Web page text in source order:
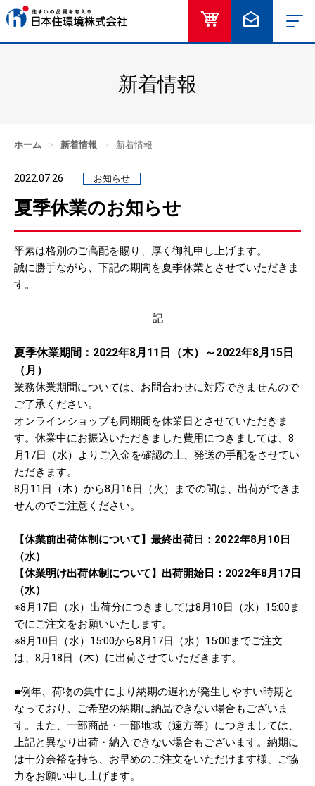
オンラインショ
新着情報
ホーム > 新着情報 > 新着情報
2022.07.26 お知らせ
夏季休業のお知らせ
平素は格別のご高配を賜り、厚く御礼申し上げます。
誠に勝手ながら、下記の期間を夏季休業とさせていただきま
す。
記
夏季休業期間：2022年8月11日（木）～2022年8月15日
（月）
業務休業期間については、お問合わせに対応できませんので
ご了承ください。
オンラインショップも同期間を休業日とさせていただきま
す。休業中にお振込いただきました費用につきましては、8
月17日（水）よりご入金を確認の上、発送の手配をさせてい
ただきます。
8月11日（木）から8月16日（火）までの間は、出荷ができま
せんのでご注意ください。
【休業前出荷体制について】最終出荷日：2022年8月10日
（水）
【休業明け出荷体制について】出荷開始日：2022年8月17日
（水）
※8月17日（水）出荷分につきましては8月10日（水）15:00ま
でにご注文をお願いいたします。
※8月10日（水）15:00から8月17日（水）15:00までご注文
は、8月18日（木）に出荷させていただきます。
■例年、荷物の集中により納期の遅れが発生しやすい時期と
なっており、ご希望の納期に納品できない場合もございま
す。また、一部商品・一部地域（遠方等）につきましては、
上記と異なり出荷・納入できない場合もございます。納期に
は十分余裕を持ち、お早めのご注文をいただけます様、ご協
力をお願い申し上げます。